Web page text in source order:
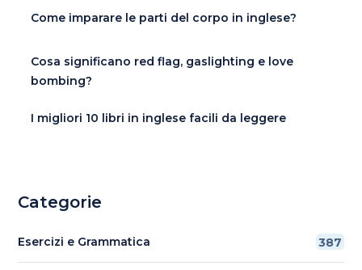
Come imparare le parti del corpo in inglese?
Cosa significano red flag, gaslighting e love
bombing?
I migliori 10 libri in inglese facili da leggere
Categorie
Esercizi e Grammatica 387